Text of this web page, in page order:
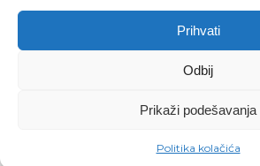
Prihvati
Odbij
Prikaži podešavanja
Politika kolačića
Copyright © 2026 Kbeauty - Sva prava zadržana.
Izrada sajtova